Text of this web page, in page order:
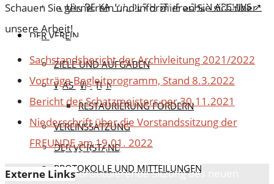
YOUTUBE-KANAL DES HISTORISCHEN ARCHIVS ↗
DER VEREIN
ZIELE UND AUFGABEN
WAS WIR TUN
RESTAURIERUNG FÖRDERN
VEREINSSATZUNG
DER VORSTAND
PROTOKOLLE UND MITTEILUNGEN
PROTOKOLL IST
ONLINE
8. März 20221. Mai 2022
HomeAktuell Konstituierende Sitzung des neuen
Schauen Sie gerne rein und informieren Sie sich über
unsere Arbeit!
Sachstandsbericht der Archivleitung 2021/2022
Vorträge Begleitprogramm, Stand 8.3.2022
Bericht des Schatzmeisters per 30.11.2021
Niederschrift über die Vorstandssitzung der
FREUNDE am 19.01. 2022
Externe Links